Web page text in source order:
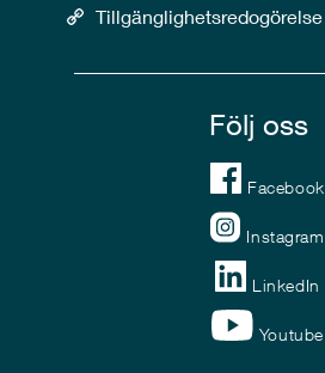
Tillgänglighetsredogörelse
Följ oss
Facebook
Instagram
LinkedIn
Youtube